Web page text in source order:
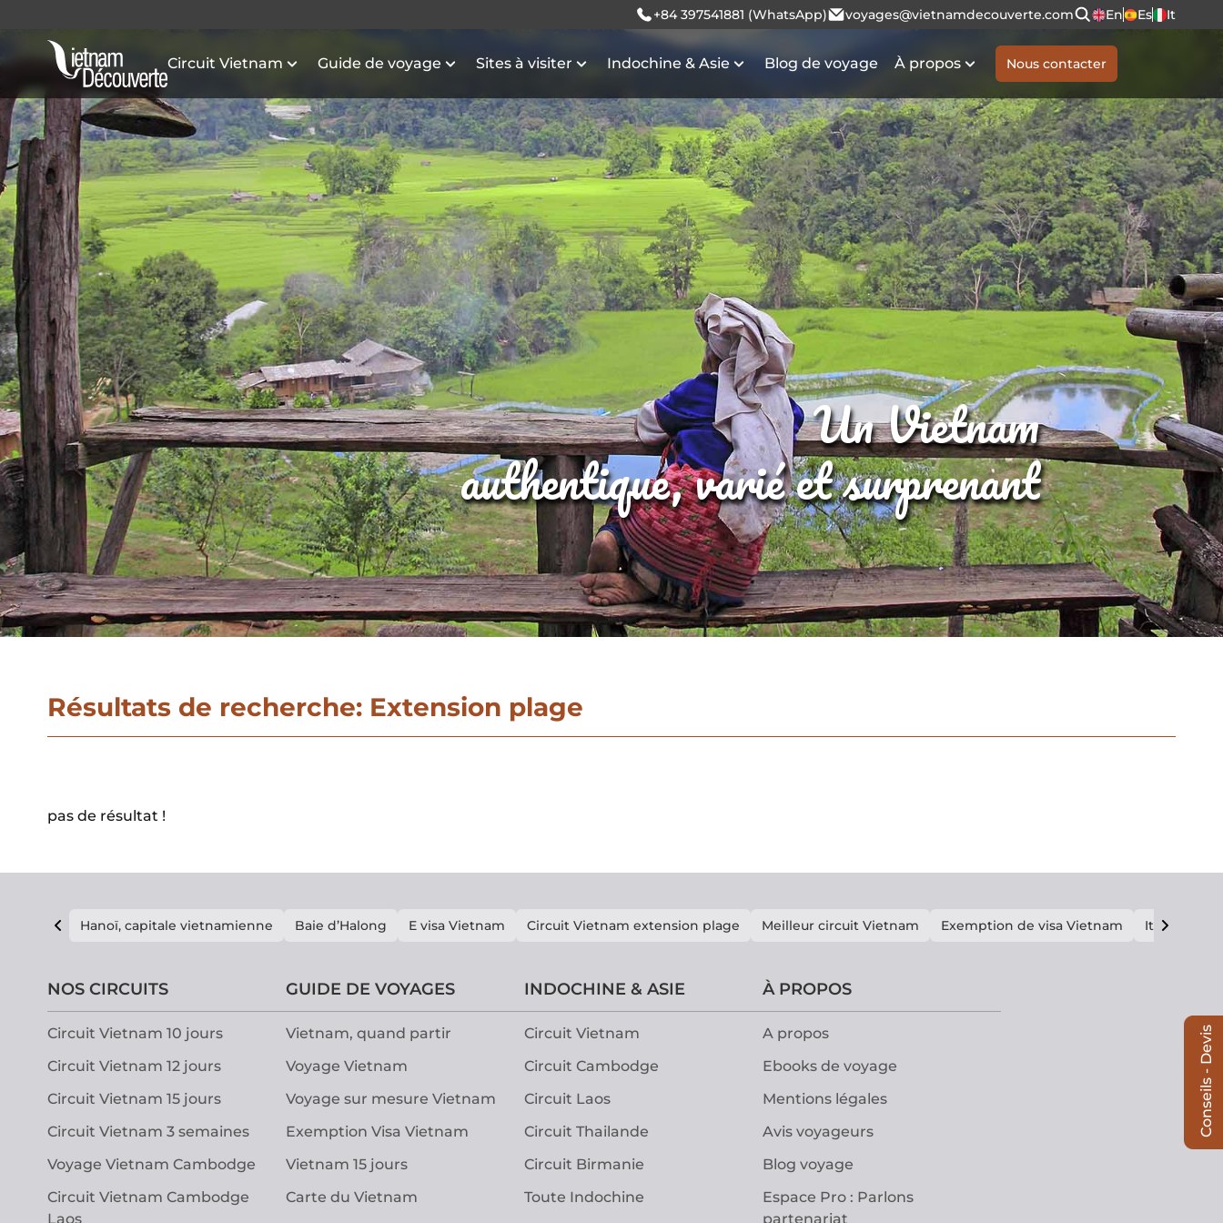
+84 397541881 (WhatsApp) voyages@vietnamdecouverte.com En Es It
Circuit Vietnam Guide de voyage Sites à visiter Indochine & Asie Blog de voyage À propos Nous contacter
Un Vietnam
authentique, varié et surprenant
Résultats de recherche: Extension plage
pas de résultat !
Hanoï, capitale vietnamienne Baie d’Halong E visa Vietnam Circuit Vietnam extension plage Meilleur circuit Vietnam Exemption de visa Vietnam Itinéraire
NOS CIRCUITS
Circuit Vietnam 10 jours
Circuit Vietnam 12 jours
Circuit Vietnam 15 jours
Circuit Vietnam 3 semaines
Voyage Vietnam Cambodge
Circuit Vietnam Cambodge
Laos
GUIDE DE VOYAGES
Vietnam, quand partir
Voyage Vietnam
Voyage sur mesure Vietnam
Exemption Visa Vietnam
Vietnam 15 jours
Carte du Vietnam
INDOCHINE & ASIE
Circuit Vietnam
Circuit Cambodge
Circuit Laos
Circuit Thailande
Circuit Birmanie
Toute Indochine
À PROPOS
A propos
Ebooks de voyage
Mentions légales
Avis voyageurs
Blog voyage
Espace Pro : Parlons
partenariat
Conseils - Devis